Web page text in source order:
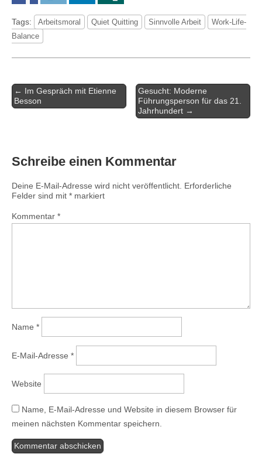
Tags: Arbeitsmoral Quiet Quitting Sinnvolle Arbeit
Work-Life-
Balance
Artikel-
Navigation
← Im Gespräch mit Etienne
Besson
Gesucht: Moderne
Führungsperson für das 21.
Jahrhundert →
Schreibe einen Kommentar
Deine E-Mail-Adresse wird nicht veröffentlicht. Erforderliche
Felder sind mit * markiert
Kommentar *
Name *
E-Mail-Adresse *
Website
Name, E-Mail-Adresse und Website in diesem Browser für
meinen nächsten Kommentar speichern.